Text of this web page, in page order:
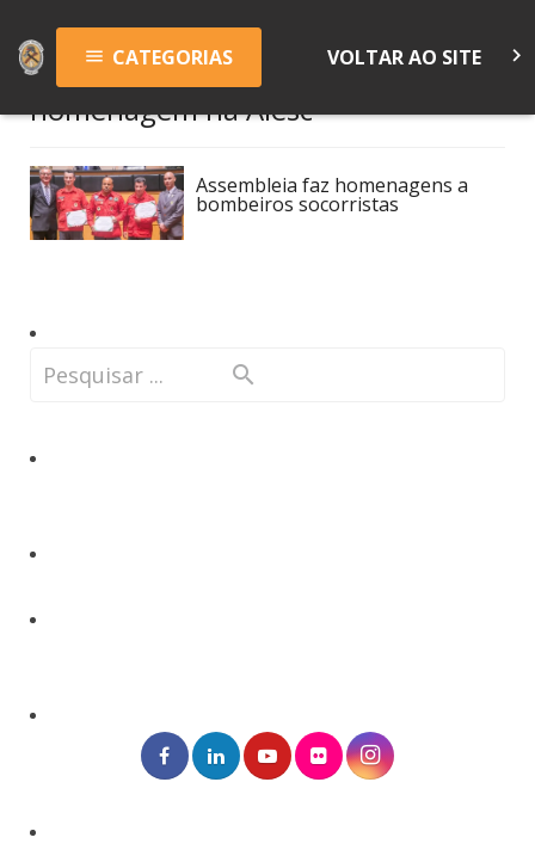
menu CATEGORIAS VOLTAR AO SITE keyboard_arrow_right
homenagem na Alesc
Assembleia faz homenagens a
bombeiros socorristas